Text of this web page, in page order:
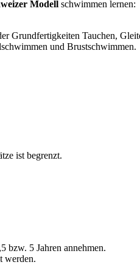
Modell schwimmen lernen:
Grundfertigkeiten Tauchen,
und Brustschwimmen.
ist begrenzt.
bzw. 5 Jahren annehmen.
werden.